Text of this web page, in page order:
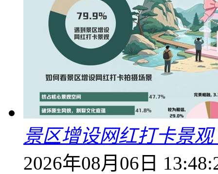
景区增设网红打卡景
2026年08月06日